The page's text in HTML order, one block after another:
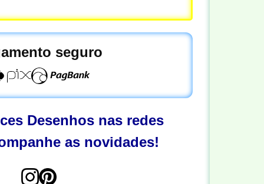
seguro
Desenhos nas redes
as novidades!